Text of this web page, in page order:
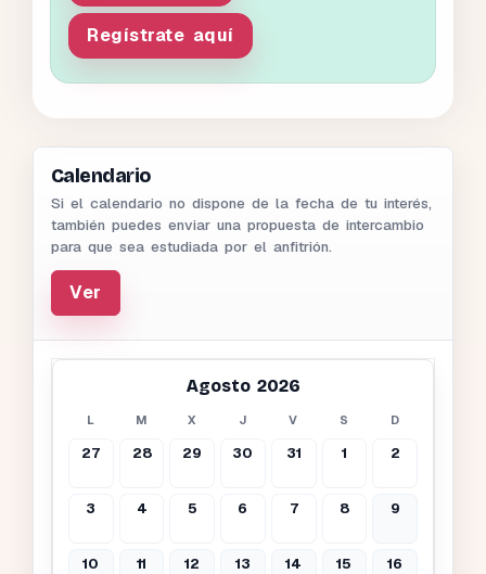
Regístrate aquí
Calendario
Si el calendario no dispone de la fecha de tu interés,
también puedes enviar una propuesta de intercambio
para que sea estudiada por el anfitrión.
Ver
Agosto 2026
L M X J V S D
27 28 29 30 31 1 2
3 4 5 6 7 8 9
10 11 12 13 14 15 16